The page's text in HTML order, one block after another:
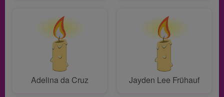
Adelina da Cruz Jayden Lee Frühauf